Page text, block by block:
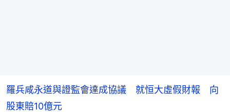
羅兵咸永道與證監會達成協議 就恒大虛假財報 向
股東賠10億元